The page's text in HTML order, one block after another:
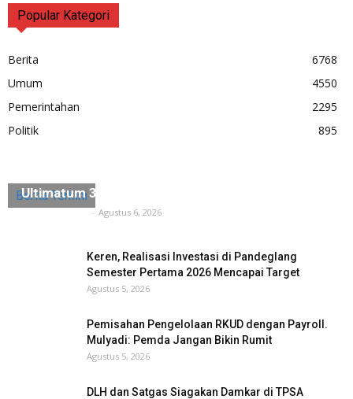
Popular Kategori
Berita
6768
Umum
4550
Pemerintahan
2295
Politik
895
Berita Terkini
Ultimatum 3×24 Jam Harus Dikosongkan
- Agustus 6, 2026
Keren, Realisasi Investasi di Pandeglang
Semester Pertama 2026 Mencapai Target
Agustus 5, 2026
Pemisahan Pengelolaan RKUD dengan Payroll.
Mulyadi: Pemda Jangan Bikin Rumit
Agustus 5, 2026
DLH dan Satgas Siagakan Damkar di TPSA